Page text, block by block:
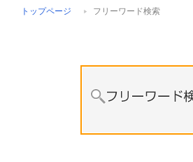
メーカー別検索
トップページ フリーワード検索